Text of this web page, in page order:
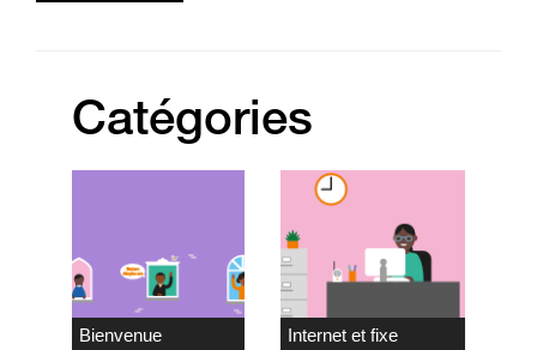
Catégories
Bienvenue Internet et fixe